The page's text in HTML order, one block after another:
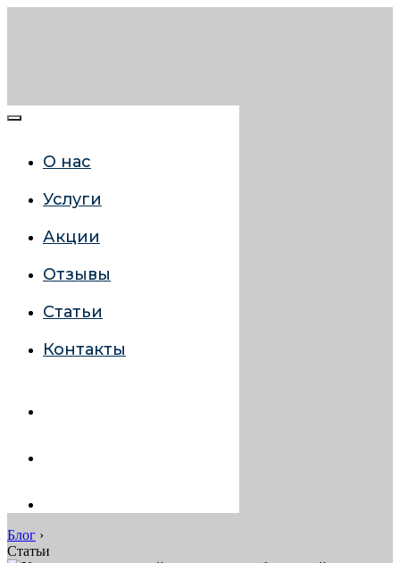
О нас
Услуги
Акции
Отзывы
Статьи
Контакты
Блог ›
Статьи